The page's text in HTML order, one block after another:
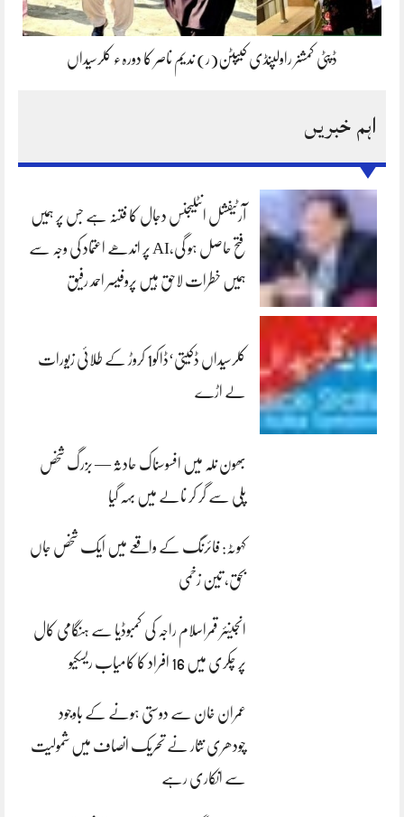
ڈپٹی کمشنر راولپنڈی کیپٹن(ر) ندیم ناصر کا دورہء کلرسیداں
اہم خبریں
آرٹیفشل انٹلیجنس دجال کا فتنہ ہے جس پر ہمیں
فتح حاصل ہو گی،AI پر اندھے اعتماد کی وجہ سے
ہمیں خطرات لاحق ہیں پروفیسر احمد رفیق
کلرسیداں ڈکیتی‘ڈاکو1 کروڑ کے طلائی زیورات
لے اڑے
بھون نلہ میں افسوسناک حادثہ — بزرگ شخص
پلی سے گر کر نالے میں بہہ گیا
کہوٹہ: فائرنگ کے واقعے میں ایک شخص جاں
بحق، تین زخمی
انجینئر قمراسلام راجہ کی کمبوڈیا سے ہنگامی کال
پر چکری میں 16 افراد کا کامیاب ریسکیو
عمران خان سے دوستی ہونے کے باوجود
چودھری نثار نے تحریک انصاف میں شمولیت
سے انکاری رہے